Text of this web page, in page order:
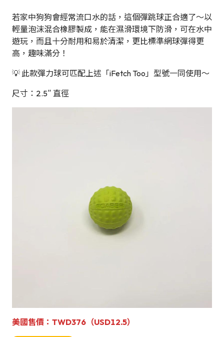
若家中狗狗會經常流口水的話，這個彈跳球正合適了～以
輕量泡沫混合橡膠製成，能在濕滑環境下防滑，可在水中
遊玩，而且十分耐用和易於清潔，更比標準網球彈得更
高，趣味滿分！
💡 此款彈力球可匹配上述「iFetch Too」型號一同使用～
尺寸：2.5″ 直徑
美國售價 ： TWD376 （USD12.5）